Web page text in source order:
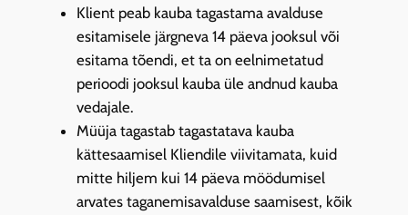
Klient peab kauba tagastama avalduse
esitamisele järgneva 14 päeva jooksul või
esitama tõendi, et ta on eelnimetatud
perioodi jooksul kauba üle andnud kauba
vedajale.
Müüja tagastab tagastatava kauba
kättesaamisel Kliendile viivitamata, kuid
mitte hiljem kui 14 päeva möödumisel
arvates taganemisavalduse saamisest, kõik